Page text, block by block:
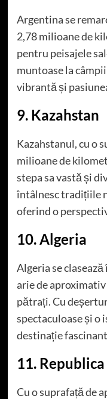
Argentina se
2,78 milioane de
pentru peisajele
muntoase la
vibrantă și
9. Kazahstan
Kazahstanul, cu o
milioane de
stepa sa vastă și
întâlnesc tradițiile
oferind o
10. Algeria
Algeria se
arie de
pătrați. Cu
spectaculoase și o
destinație
11.
Cu o suprafață de